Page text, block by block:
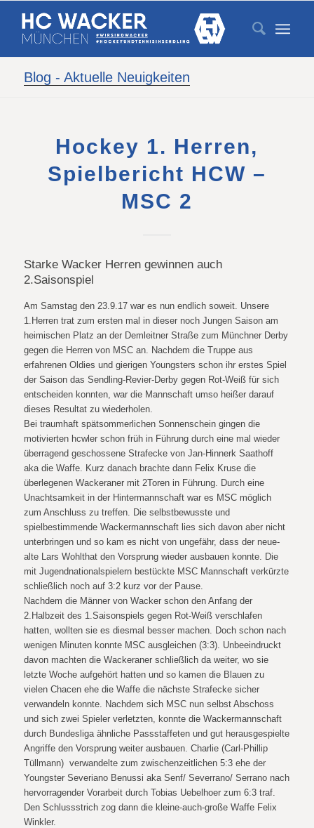
Blog - Aktuelle Neuigkeiten
Hockey 1. Herren,
Spielbericht HCW –
MSC 2
Starke Wacker Herren gewinnen auch
2.Saisonspiel
Am Samstag den 23.9.17 war es nun endlich soweit. Unsere
1.Herren trat zum ersten mal in dieser noch Jungen Saison am
heimischen Platz an der Demleitner Straße zum Münchner Derby
gegen die Herren von MSC an. Nachdem die Truppe aus
erfahrenen Oldies und gierigen Youngsters schon ihr erstes Spiel
der Saison das Sendling-Revier-Derby gegen Rot-Weiß für sich
entscheiden konnten, war die Mannschaft umso heißer darauf
dieses Resultat zu wiederholen.
Bei traumhaft spätsommerlichen Sonnenschein gingen die
motivierten hcwler schon früh in Führung durch eine mal wieder
überragend geschossene Strafecke von Jan-Hinnerk Saathoff
aka die Waffe. Kurz danach brachte dann Felix Kruse die
überlegenen Wackeraner mit 2Toren in Führung. Durch eine
Unachtsamkeit in der Hintermannschaft war es MSC möglich
zum Anschluss zu treffen. Die selbstbewusste und
spielbestimmende Wackermannschaft lies sich davon aber nicht
unterbringen und so kam es nicht von ungefähr, dass der neue-
alte Lars Wohlthat den Vorsprung wieder ausbauen konnte. Die
mit Jugendnationalspielern bestückte MSC Mannschaft verkürzte
schließlich noch auf 3:2 kurz vor der Pause.
Nachdem die Männer von Wacker schon den Anfang der
2.Halbzeit des 1.Saisonspiels gegen Rot-Weiß verschlafen
hatten, wollten sie es diesmal besser machen. Doch schon nach
wenigen Minuten konnte MSC ausgleichen (3:3). Unbeeindruckt
davon machten die Wackeraner schließlich da weiter, wo sie
letzte Woche aufgehört hatten und so kamen die Blauen zu
vielen Chacen ehe die Waffe die nächste Strafecke sicher
verwandeln konnte. Nachdem sich MSC nun selbst Abschoss
und sich zwei Spieler verletzten, konnte die Wackermannschaft
durch Bundesliga ähnliche Passstaffeten und gut herausgespielte
Angriffe den Vorsprung weiter ausbauen. Charlie (Carl-Phillip
Tüllmann) verwandelte zum zwischenzeitlichen 5:3 ehe der
Youngster Severiano Benussi aka Senf/ Severrano/ Serrano nach
hervorragender Vorarbeit durch Tobias Uebelhoer zum 6:3 traf.
Den Schlussstrich zog dann die kleine-auch-große Waffe Felix
Winkler.